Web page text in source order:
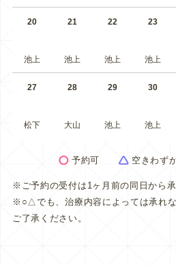
20
池上
21
池上
22
池上
23
池上
27
松下
28
大山
29
池上
30
池上
予約可 空きわず
※ご予約の受付は1ヶ月前の同日から承
※○△でも、治療内容によっては承れな
ご了承ください。